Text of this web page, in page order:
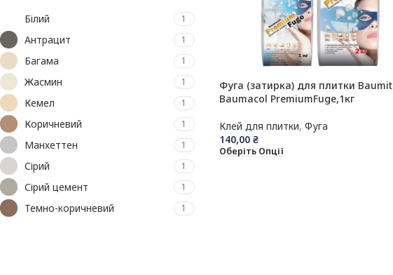
Кутники та профіль
Пінопласт
Білий 1
Антрацит 1
Багама 1
Жасмин 1
Кемел 1
Коричневий 1
Манхеттен 1
Сірий 1
Сірий цемент 1
Темно-коричневий 1
Фуга (затирка) для плитки Baumit
Baumacol PremiumFuge,1кг
Клей для плитки, Фуга
140,00 ₴
Оберіть Опції